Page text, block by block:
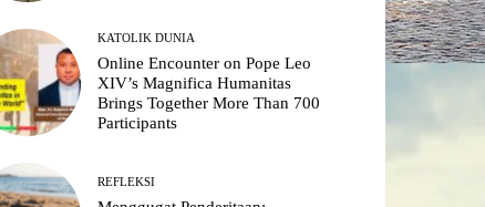
KATOLIK DUNIA
Online Encounter on Pope Leo
XIV’s Magnifica Humanitas
Brings Together More Than 700
Participants
REFLEKSI